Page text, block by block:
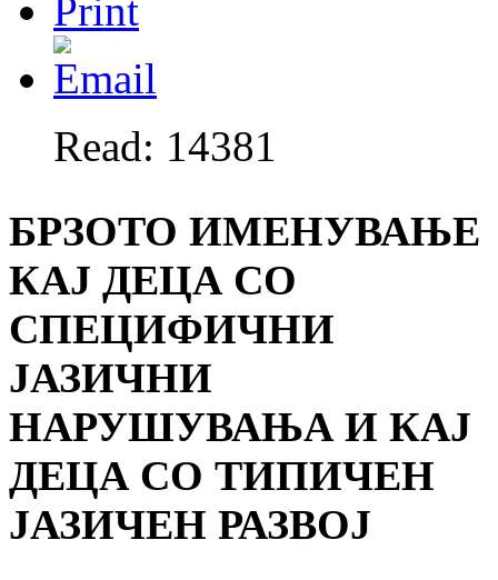
Read: 14381
БРЗОТО ИМЕНУВАЊЕ
КАЈ ДЕЦА СО
СПЕЦИФИЧНИ
ЈАЗИЧНИ
НАРУШУВАЊА И КАЈ
ДЕЦА СО ТИПИЧЕН
ЈАЗИЧЕН РАЗВОЈ